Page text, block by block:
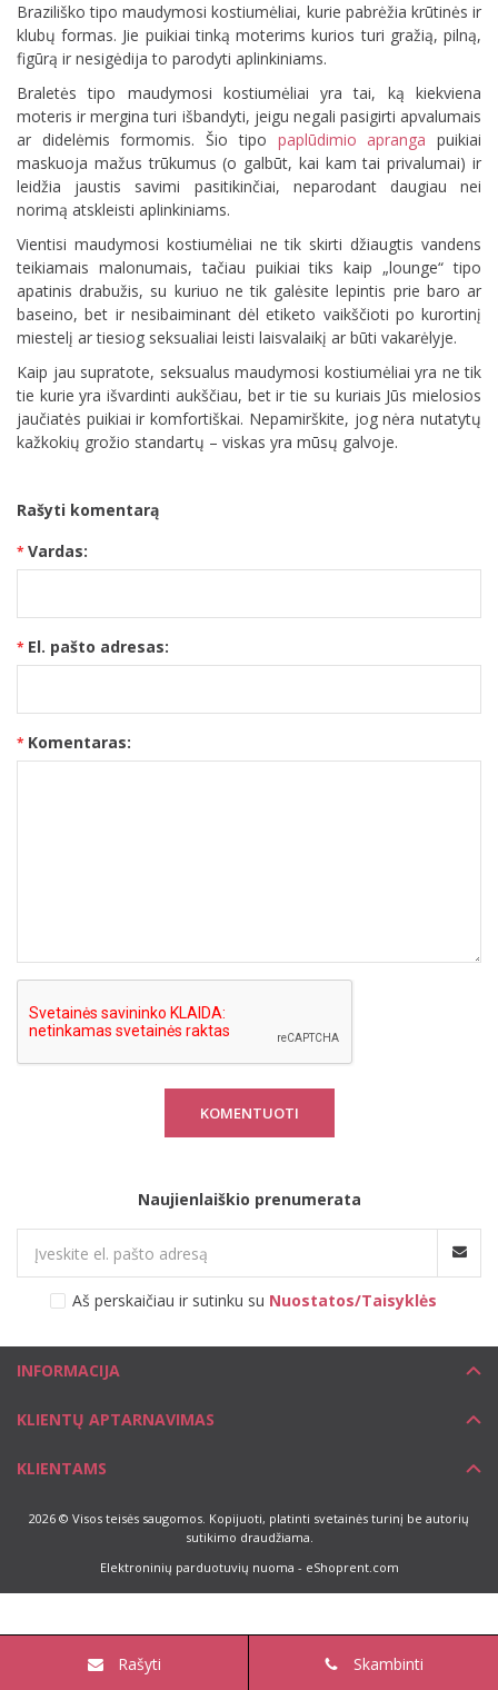
Braziliško tipo maudymosi kostiumėliai, kurie pabrėžia krūtinės ir
klubų formas. Jie puikiai tinką moterims kurios turi gražią, pilną,
figūrą ir nesigėdija to parodyti aplinkiniams.
Braletės tipo maudymosi kostiumėliai yra tai, ką kiekviena
moteris ir mergina turi išbandyti, jeigu negali pasigirti apvalumais
ar didelėmis formomis. Šio tipo paplūdimio apranga puikiai
maskuoja mažus trūkumus (o galbūt, kai kam tai privalumai) ir
leidžia jaustis savimi pasitikinčiai, neparodant daugiau nei
norimą atskleisti aplinkiniams.
Vientisi maudymosi kostiumėliai ne tik skirti džiaugtis vandens
teikiamais malonumais, tačiau puikiai tiks kaip „lounge“ tipo
apatinis drabužis, su kuriuo ne tik galėsite lepintis prie baro ar
baseino, bet ir nesibaiminant dėl etiketo vaikščioti po kurortinį
miestelį ar tiesiog seksualiai leisti laisvalaikį ar būti vakarėlyje.
Kaip jau supratote, seksualus maudymosi kostiumėliai yra ne tik
tie kurie yra išvardinti aukščiau, bet ir tie su kuriais Jūs mielosios
jaučiatės puikiai ir komfortiškai. Nepamirškite, jog nėra nutatytų
kažkokių grožio standartų – viskas yra mūsų galvoje.
Rašyti komentarą
Vardas:
El. pašto adresas:
Komentaras:
KOMENTUOTI
Naujienlaiškio prenumerata
Aš perskaičiau ir sutinku su Nuostatos/Taisyklės
INFORMACIJA
KLIENTŲ APTARNAVIMAS
KLIENTAMS
2026 © Visos teisės saugomos. Kopijuoti, platinti svetainės turinį be autorių
sutikimo draudžiama.
Elektroninių parduotuvių nuoma - eShoprent.com
Rašyti Skambinti